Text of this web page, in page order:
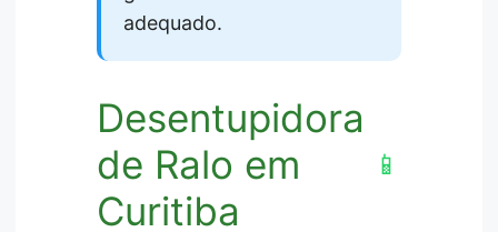
adequado.
Desentupidora
de Ralo em
Curitiba
📱